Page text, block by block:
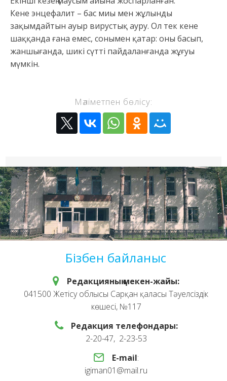
Кене энцефалит – бас миы мен жұлынды
зақымдайтын ауыр вирустық ауру. Ол тек кене
шаққанда ғана емес, сонымен қатар: оны басып,
жаншығанда, шикі сүтті пайдаланғанда жұғуы
мүмкін.
Мәліметпен бөлісу:
Бізбен байланыс
Редакцияның мекен-жайы:
041500 Жетісу облысы Сарқан қаласы Тәуелсіздік
көшесі, №117
Редакция телефондары:
2-20-47, 2-23-53
E-mail:
igiman01@mail.ru